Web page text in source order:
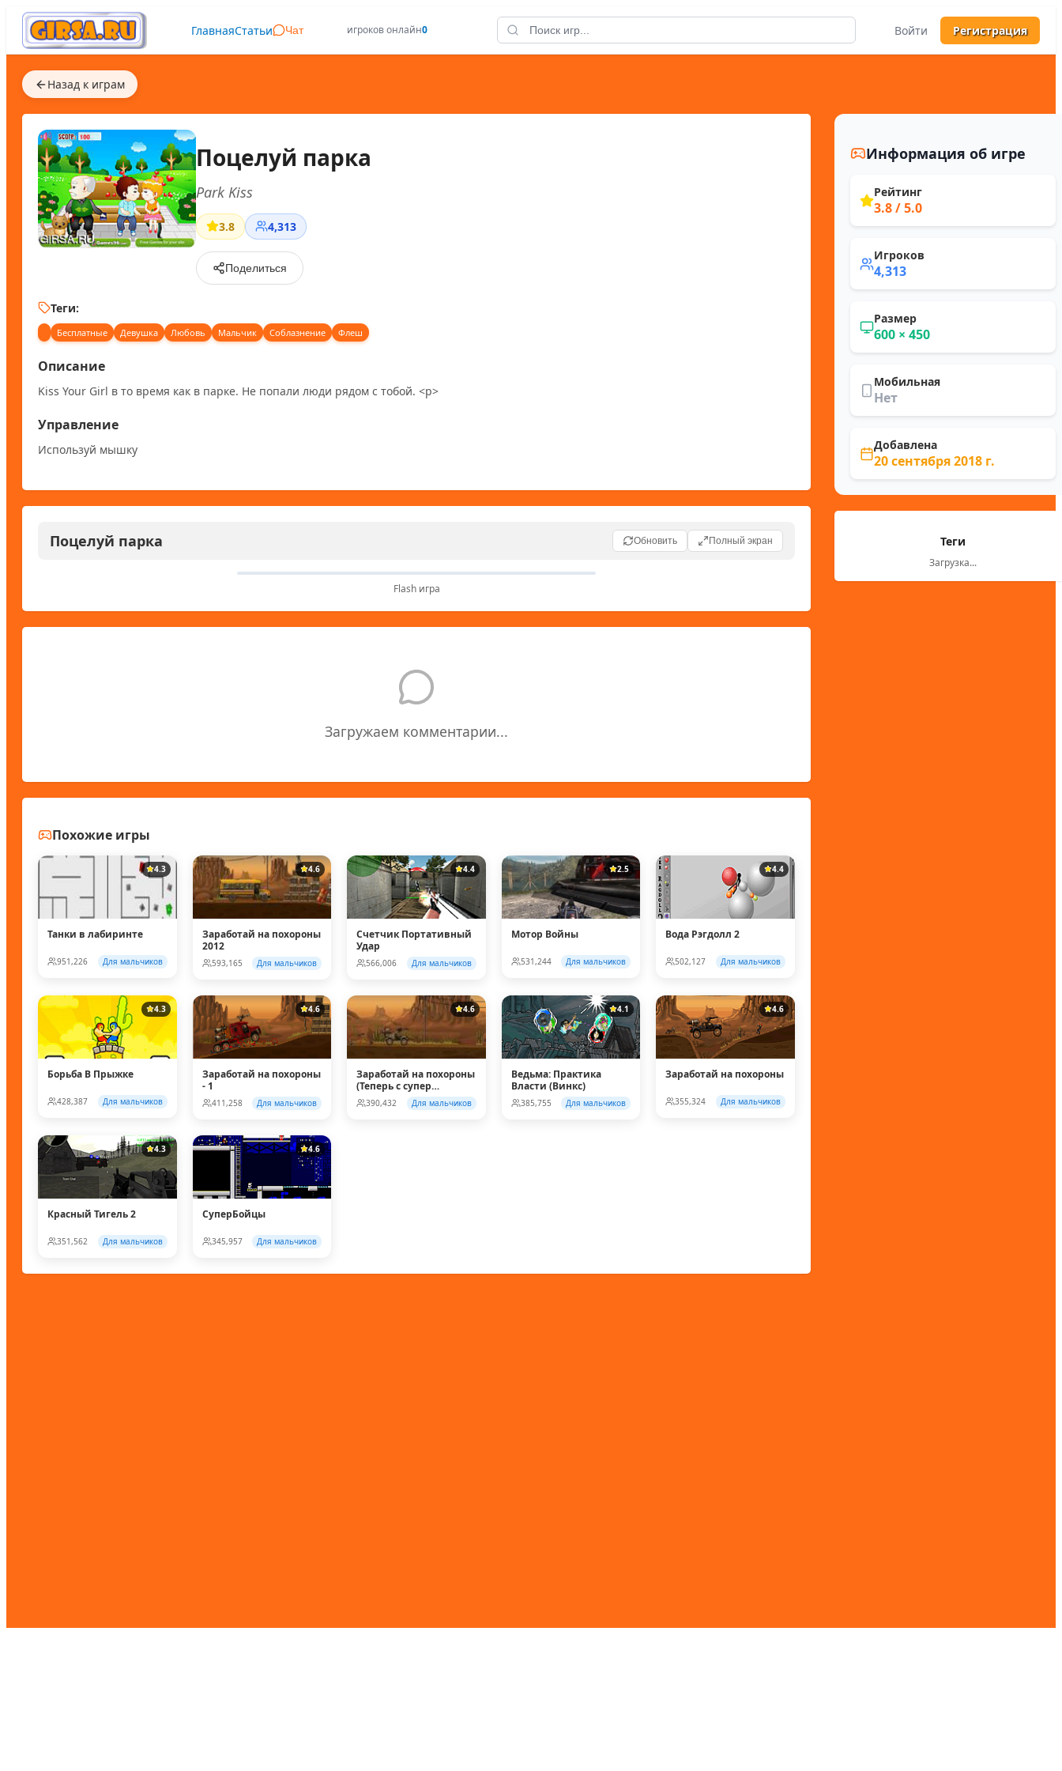
ГлавнаяСтатьи Чат игроков онлайн0 Войти Регистрация
Назад к играм
Поцелуй парка
Park Kiss
3.8 4,313
Поделиться
Теги:
Бесплатные Девушка Любовь Мальчик Соблазнение Флеш
Описание
Kiss Your Girl в то время как в парке. Не попали люди рядом с тобой. <p>
Управление
Используй мышку
Поцелуй парка Обновить Полный экран
Flash игра
Загружаем комментарии...
Похожие игры
4.3
Танки в лабиринте
951,226 Для мальчиков
4.6
Заработай на похороны
2012
593,165 Для мальчиков
4.4
Счетчик Портативный
Удар
566,006 Для мальчиков
2.5
Мотор Войны
531,244 Для мальчиков
4.4
Вода Рэгдолл 2
502,127 Для мальчиков
4.3
Борьба В Прыжке
428,387 Для мальчиков
4.6
Заработай на похороны
- 1
411,258 Для мальчиков
4.6
Заработай на похороны
(Теперь с супер
колесом!)
390,432 Для мальчиков
4.1
Ведьма: Практика
Власти (Винкс)
385,755 Для мальчиков
4.6
Заработай на похороны
355,324 Для мальчиков
4.3
Красный Тигель 2
351,562 Для мальчиков
4.6
СуперБойцы
345,957 Для мальчиков
Информация об игре
Рейтинг
3.8/ 5.0
Игроков
4,313
Размер
600 × 450
Мобильная
Нет
Добавлена
20 сентября 2018 г.
Теги
Загрузка...